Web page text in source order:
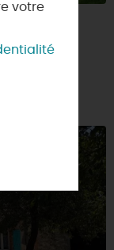
votre